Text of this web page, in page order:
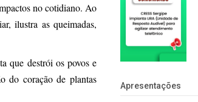
no cotidiano. Ao
ilustra as queimadas,
que destrói os povos e
do coração de plantas
Apresentações